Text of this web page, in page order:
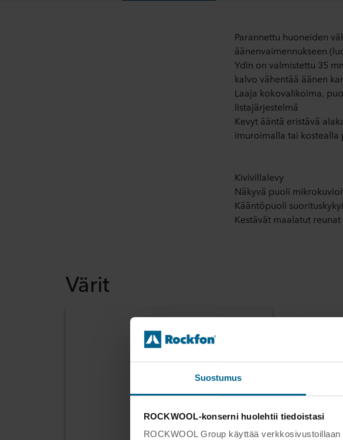
Suostumus
ROCKWOOL-konserni huolehtii tiedoistasi
ROCKWOOL Group käyttää
Parannettu huoneiden
äänenvaimennukseen
Ydin on valmistettu 35
kalvo vähentää äänen
Laaja kokovalikoima,
listajärjestelmä
Kevyt ääntä eristävä
imuroimalla tai kostealla
Kivivillalevy
Näkyvä puoli
Kääntöpuoli
Kestävät maalatut reunat
Värit
Värit: